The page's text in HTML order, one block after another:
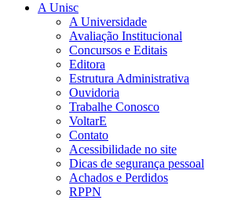
A Unisc
A Universidade
Avaliação Institucional
Concursos e Editais
Editora
Estrutura Administrativa
Ouvidoria
Trabalhe Conosco
VoltarE
Contato
Acessibilidade no site
Dicas de segurança pessoal
Achados e Perdidos
RPPN